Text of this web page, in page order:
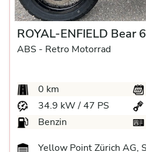
ROYAL-ENFIELD Bear
ABS - Retro Motorrad
0 km
34.9 kW / 47 PS
Benzin
Yellow Point Zürich AG,